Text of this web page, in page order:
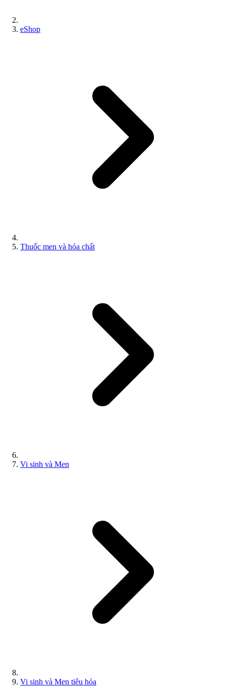
eShop
Thuốc men và hóa chất
Vi sinh và Men
Vi sinh và Men tiêu hóa